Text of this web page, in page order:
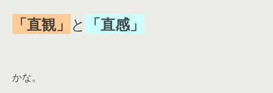
「直観」 と 「直感」
かな。